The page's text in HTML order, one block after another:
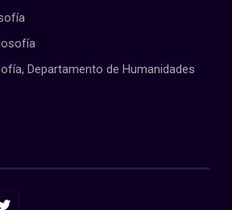
Departamento de Humanidades